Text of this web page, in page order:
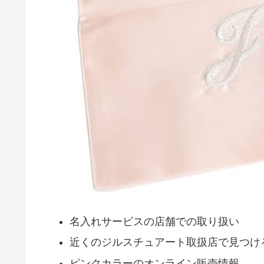
名入れサービスの店舗での取り扱い
近くのジルスチュアート取扱店で見つけ